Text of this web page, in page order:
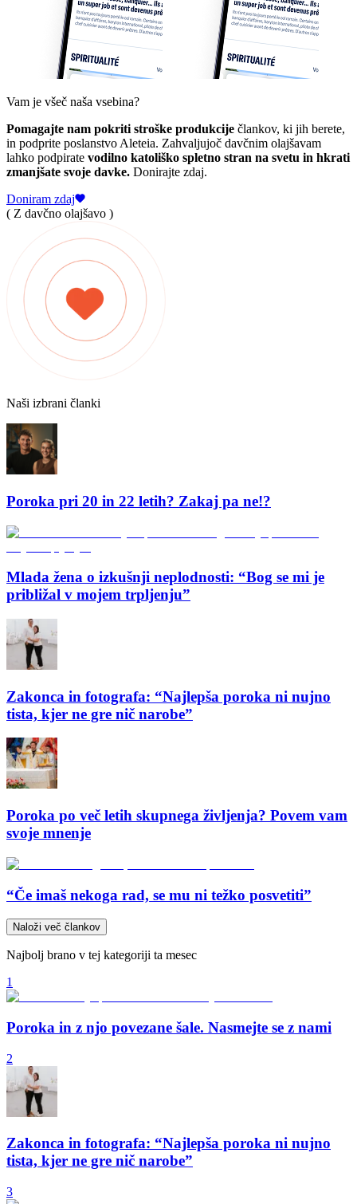
Vam je všeč naša vsebina?
Pomagajte nam pokriti stroške produkcije člankov, ki jih berete,
in podprite poslanstvo Aleteia. Zahvaljujoč davčnim olajšavam
lahko podpirate vodilno katoliško spletno stran na svetu in hkrati
zmanjšate svoje davke. Donirajte zdaj.
Doniram zdaj
( Z davčno olajšavo )
Naši izbrani članki
Poroka pri 20 in 22 letih? Zakaj pa ne!?
Mlada žena o izkušnji neplodnosti: “Bog se mi je
približal v mojem trpljenju”
Zakonca in fotografa: “Najlepša poroka ni nujno
tista, kjer ne gre nič narobe”
Poroka po več letih skupnega življenja? Povem vam
svoje mnenje
“Če imaš nekoga rad, se mu ni težko posvetiti”
Naloži več člankov
Najbolj brano v tej kategoriji ta mesec
1
Poroka in z njo povezane šale. Nasmejte se z nami
2
Zakonca in fotografa: “Najlepša poroka ni nujno
tista, kjer ne gre nič narobe”
3